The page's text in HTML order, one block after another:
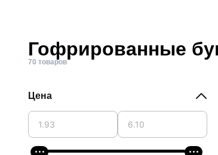
Гофрированные
70 товаров
Цена